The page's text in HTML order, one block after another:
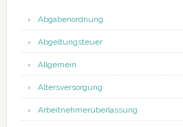
Abgabenordnung
Abgeltungsteuer
Allgemein
Altersversorgung
Arbeitnehmerüberlassung